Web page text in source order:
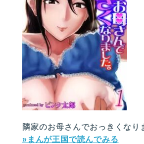
隣家のお母さんでおっきくなり
»まんが王国で読んでみる